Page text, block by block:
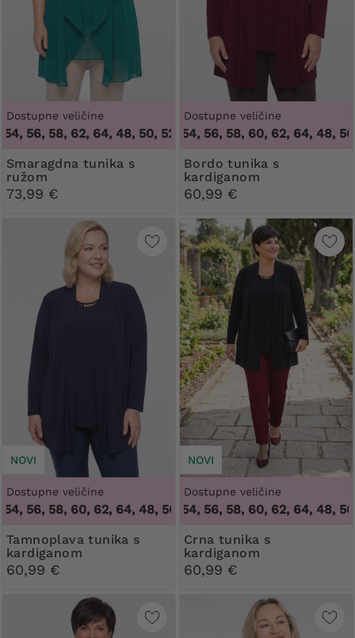
Dostupne veličine
58, 62, 64, 48, 50, 52, 54, 56, 58, 62, 64
Smaragdna tunika s
ružom
73,99 €
Dostupne veličine
48, 50, 52, 54, 56, 58, 60, 62, 64, 48, 50,
Bordo tunika s
kardiganom
60,99 €
NOVI
Dostupne veličine
58, 60, 62, 64, 48, 50, 52, 54, 56, 58, 60, 62, 64
Tamnoplava tunika s
kardiganom
60,99 €
NOVI
Dostupne veličine
48, 50, 52, 54, 56, 58, 60, 62, 64, 48, 50,
Crna tunika s
kardiganom
60,99 €